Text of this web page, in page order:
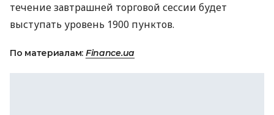
течение завтрашней торговой сессии будет
выступать уровень 1900 пунктов.
По материалам: Finance.ua